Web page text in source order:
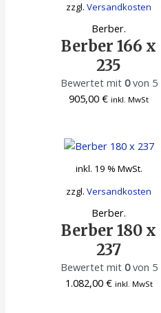
zzgl.Versandkosten
Berber.
Berber 166 x
235
Bewertet mit 0von 5
905,00€ inkl. MwSt
inkl. 19 % MwSt.
zzgl.Versandkosten
Berber.
Berber 180 x
237
Bewertet mit 0von 5
1.082,00 € inkl. MwSt